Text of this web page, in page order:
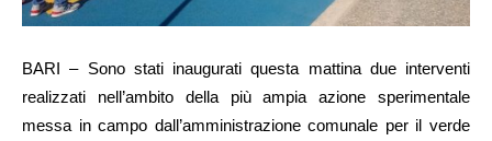
BARI – Sono stati inaugurati questa mattina due interventi
realizzati nell’ambito della più ampia azione sperimentale
messa in campo dall’amministrazione comunale per il verde